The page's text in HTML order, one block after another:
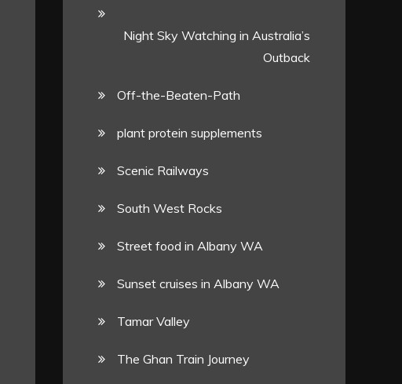
Night Sky Watching in Australia’s
Outback
Off-the-Beaten-Path
plant protein supplements
Scenic Railways
South West Rocks
Street food in Albany WA
Sunset cruises in Albany WA
Tamar Valley
The Ghan Train Journey